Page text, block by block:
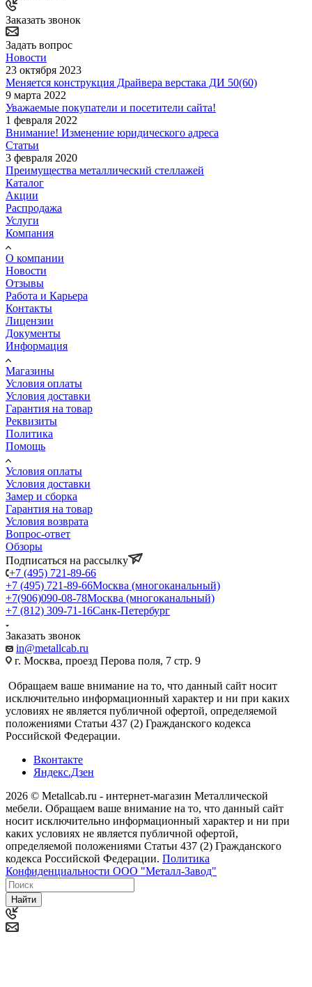
Заказать звонок
Задать вопрос
Новости
23 октября 2023
Меняется конструкция Драйвера верстака ДИ 50(60)
9 марта 2022
Уважаемые покупатели и посетители сайта!
1 февраля 2022
Внимание! Изменение юридического адреса
Статьи
3 февраля 2020
Преимущества металлический стеллажей
Каталог
Акции
Распродажа
Услуги
Компания
О компании
Новости
Отзывы
Работа и Карьера
Контакты
Лицензии
Документы
Информация
Магазины
Условия оплаты
Условия доставки
Гарантия на товар
Реквизиты
Политика
Помощь
Условия оплаты
Условия доставки
Замер и сборка
Гарантия на товар
Условия возврата
Вопрос-ответ
Обзоры
Подписаться на рассылку
+7 (495) 721-89-66
+7 (495) 721-89-66Москва (многоканальный)
+7(906)090-08-78Москва (многоканальный)
+7 (812) 309-71-16Санк-Петербург
Заказать звонок
in@metallcab.ru
г. Москва, проезд Перова поля, 7 стр. 9
Обращаем ваше внимание на то, что данный сайт носит
исключительно информационный характер и ни при каких
условиях не является публичной офертой, определяемой
положениями Статьи 437 (2) Гражданского кодекса
Российской Федерации.
Вконтакте
Яндекс.Дзен
2026 © Metallcab.ru - интернет-магазин Металлической
мебели. Обращаем ваше внимание на то, что данный сайт
носит исключительно информационный характер и ни при
каких условиях не является публичной офертой,
определяемой положениями Статьи 437 (2) Гражданского
кодекса Российской Федерации. Политика
Конфиденциальности ООО "Металл-Завод"
Найти